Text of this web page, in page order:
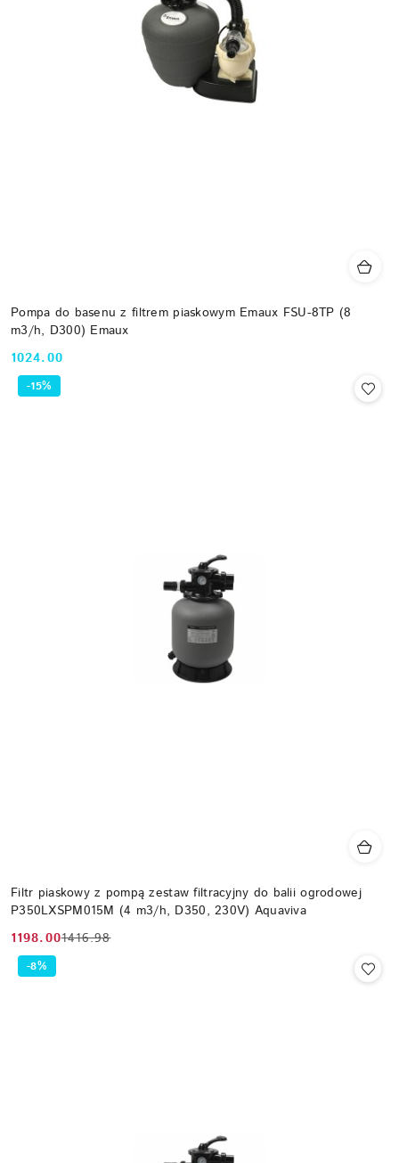
Pompa do basenu z filtrem piaskowym Emaux FSU-8TP (8
m3/h, D300) Emaux
Cena:
1024.00
Filtr piaskowy z pompą zestaw filtracyjny do balii ogrodowej
P350LXSPM015M (4 m3/h, D350, 230V) Aquaviva
Cena
promocyjna:
1198.00
Cena
przed
1416.98
-15%
-8%